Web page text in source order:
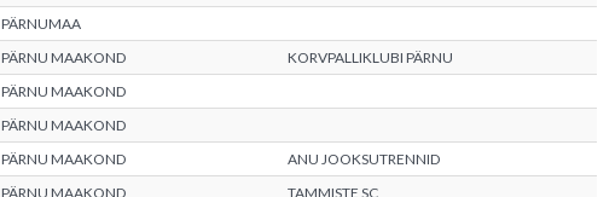
PÄRNUMAA
PÄRNU MAAKOND
KORVPALLIKLUBI PÄRNU
PÄRNU MAAKOND
PÄRNU MAAKOND
PÄRNU MAAKOND
ANU JOOKSUTRENNID
PÄRNU MAAKOND
TAMMISTE SC